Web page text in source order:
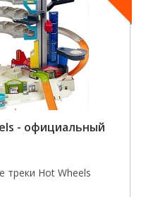
- официальный
треки Hot Wheels